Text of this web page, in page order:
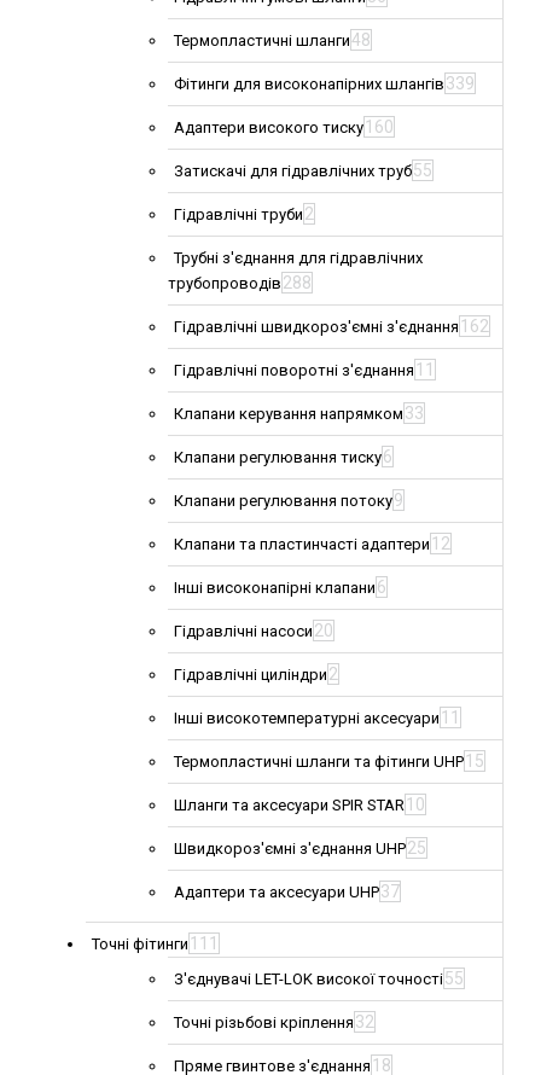
Термопластичні шланги48
Фітинги для високонапірних шлангів 339
Адаптери високого тиску 160
Затискачі для гідравлічних труб55
Гідравлічні труби 2
Трубні з'єднання для гідравлічних
трубопроводів 288
Гідравлічні швидкороз'ємні з'єднання 162
Гідравлічні поворотні з'єднання 11
Клапани керування напрямком 33
Клапани регулювання тиску6
Клапани регулювання потоку9
Клапани та пластинчасті адаптери 12
Інші високонапірні клапани 6
Гідравлічні насоси 20
Гідравлічні циліндри 2
Інші високотемпературні аксесуари 11
Термопластичні шланги та фітинги UHP 15
Шланги та аксесуари SPIR STAR 10
Швидкороз'ємні з'єднання UHP25
Адаптери та аксесуари UHP37
Точні фітинги 111
З'єднувачі LET-LOK високої точності55
Точні різьбові кріплення 32
Пряме гвинтове з'єднання 18